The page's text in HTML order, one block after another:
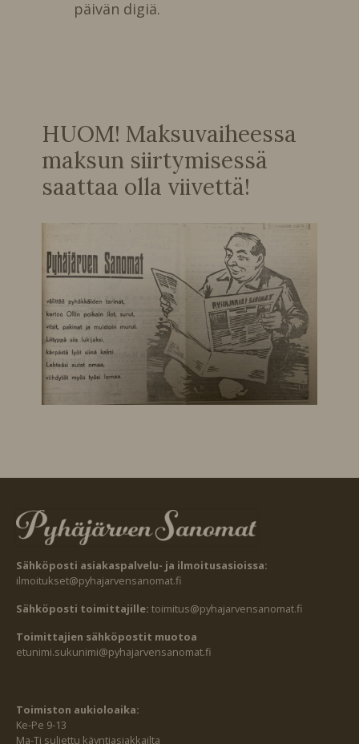
päivän digiä.
HUOM! Maksuvaiheessa
maksun siirtymisessä
saattaa olla viivettä!
Sähköposti asiakaspalvelu- ja ilmoitusasioissa:
ilmoitukset@pyhajarvensanomat.fi
Sähköposti toimittajille: toimitus@pyhajarvensanomat.fi
Toimittajien sähköpostit muotoa
etunimi.sukunimi@pyhajarvensanomat.fi
Toimiston aukioloaika:
Ke-Pe 9-13
Ma-Ti suljettu käyntiasiakkailta